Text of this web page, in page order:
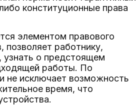
конституционные права
элементом правового
позволяет работнику,
узнать о предстоящем
работы. По
не исключает возможность
время, что